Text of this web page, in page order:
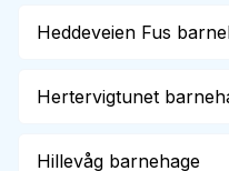
Heddeveien Fus
Hertervigtunet
Hillevåg barnehage